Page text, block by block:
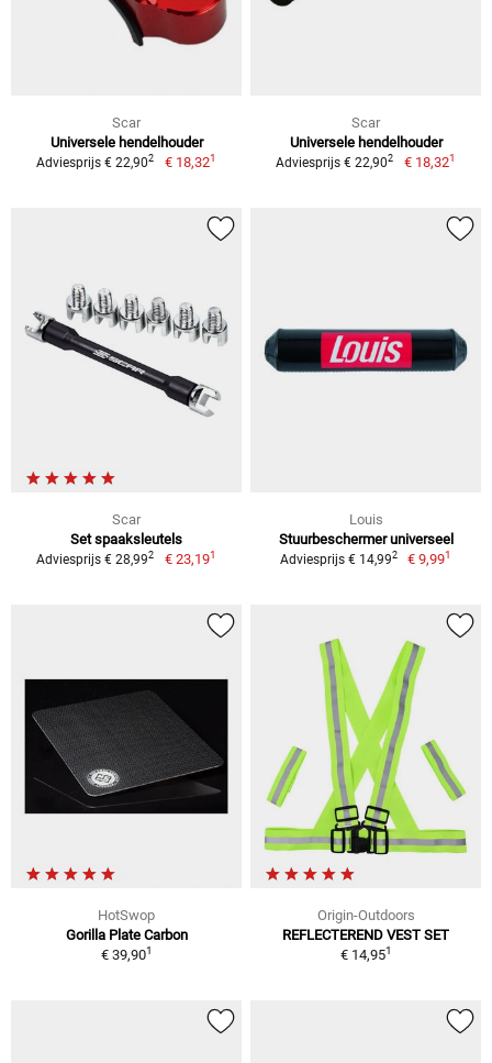
Scar
Universele hendelhouder
Adviesprijs € 22,902 € 18,321
Scar
Universele hendelhouder
Adviesprijs € 22,902 € 18,321
Scar
Set spaaksleutels
Adviesprijs € 28,992 € 23,191
Louis
Stuurbeschermer universeel
Adviesprijs € 14,992 € 9,991
HotSwop
Gorilla Plate Carbon
€ 39,901
Origin-Outdoors
REFLECTEREND VEST SET
€ 14,951